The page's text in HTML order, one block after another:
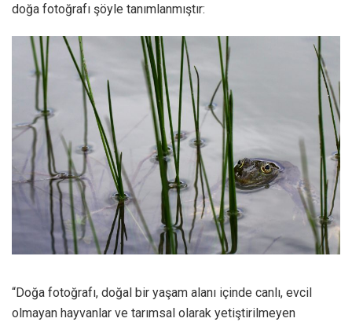
doğa fotoğrafı şöyle tanımlanmıştır:
“Doğa fotoğrafı, doğal bir yaşam alanı içinde canlı, evcil
olmayan hayvanlar ve tarımsal olarak yetiştirilmeyen